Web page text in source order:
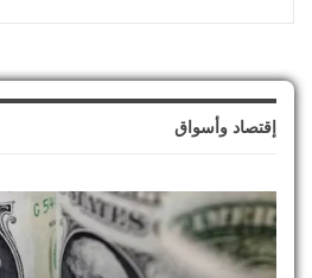
إقتصاد وأسواق